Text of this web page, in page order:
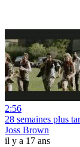
2:56
28 semaines plus
Joss Brown
il y a 17 ans